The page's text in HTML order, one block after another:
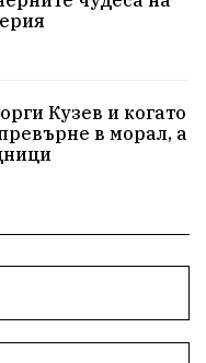
Великобритания
Мир
демокрация
Кузев и когато
в морал, а